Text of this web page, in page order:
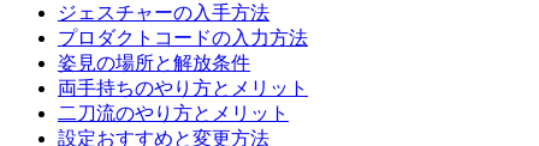
ジェスチャーの入手方法
プロダクトコードの入力方法
姿見の場所と解放条件
両手持ちのやり方とメリット
二刀流のやり方とメリット
設定おすすめと変更方法